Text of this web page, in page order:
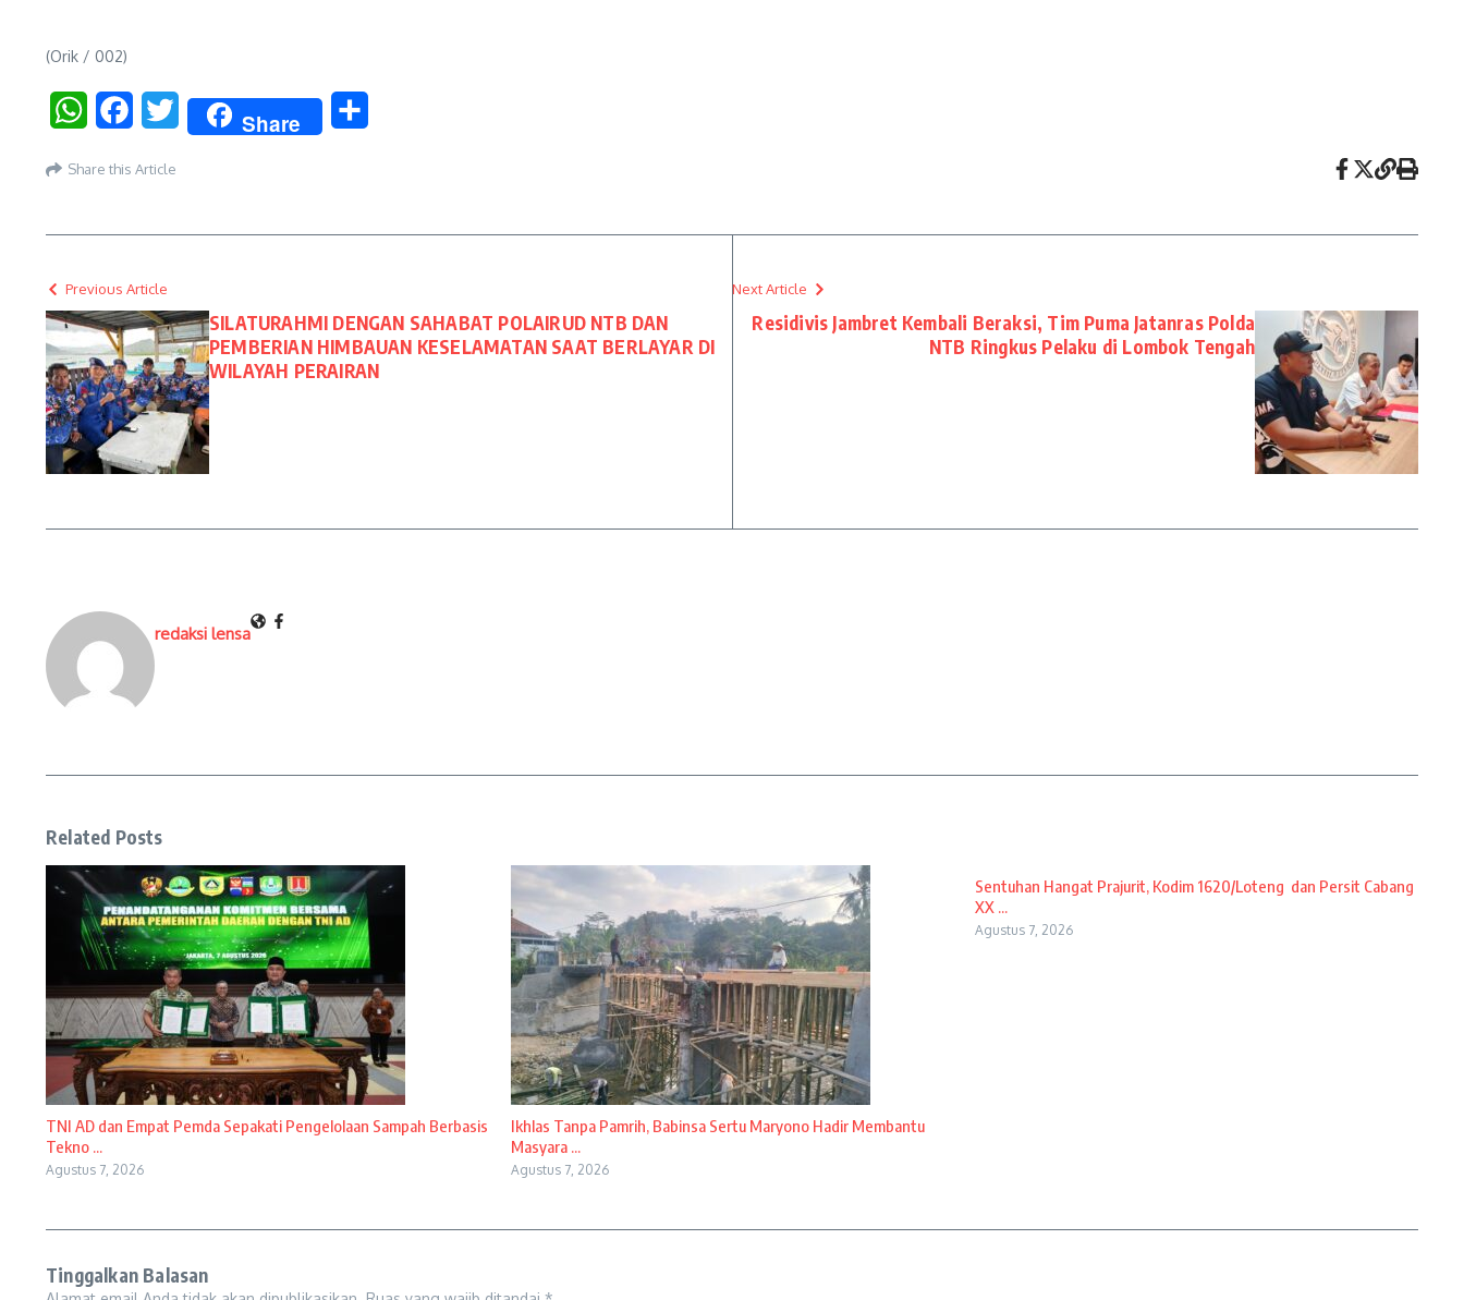
(Orik / 002)
WhatsAppFacebookTwitter Share
Share this Article
Previous Article
SILATURAHMI DENGAN SAHABAT POLAIRUD NTB DAN
PEMBERIAN HIMBAUAN KESELAMATAN SAAT BERLAYAR DI
WILAYAH PERAIRAN
Next Article
Residivis Jambret Kembali Beraksi, Tim Puma Jatanras Polda
NTB Ringkus Pelaku di Lombok Tengah
redaksi lensa
Related Posts
TNI AD dan Empat Pemda Sepakati Pengelolaan Sampah Berbasis
Tekno ...
Agustus 7, 2026
Ikhlas Tanpa Pamrih, Babinsa Sertu Maryono Hadir Membantu
Masyara ...
Agustus 7, 2026
Sentuhan Hangat Prajurit, Kodim 1620/Loteng dan Persit Cabang
XX ...
Agustus 7, 2026
Tinggalkan Balasan